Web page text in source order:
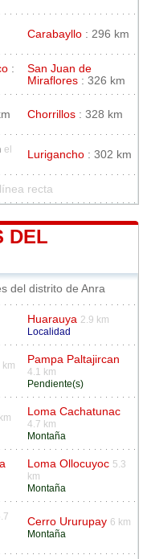
Carabayllo : 296 km
:
San Juan de
Miraflores : 326 km
Chorrillos : 328 km
el
Lurigancho : 302 km
recta
DEL
del distrito de Anra
Huarauya 2.9 km
Localidad
km
Pampa Paltajircan
4.1 km
Pendiente(s)
Loma Cachatunac
4.7 km
Montaña
Loma Ollocuyoc 5.3
km
Montaña
Cerro Ururupay 6 km
Montaña